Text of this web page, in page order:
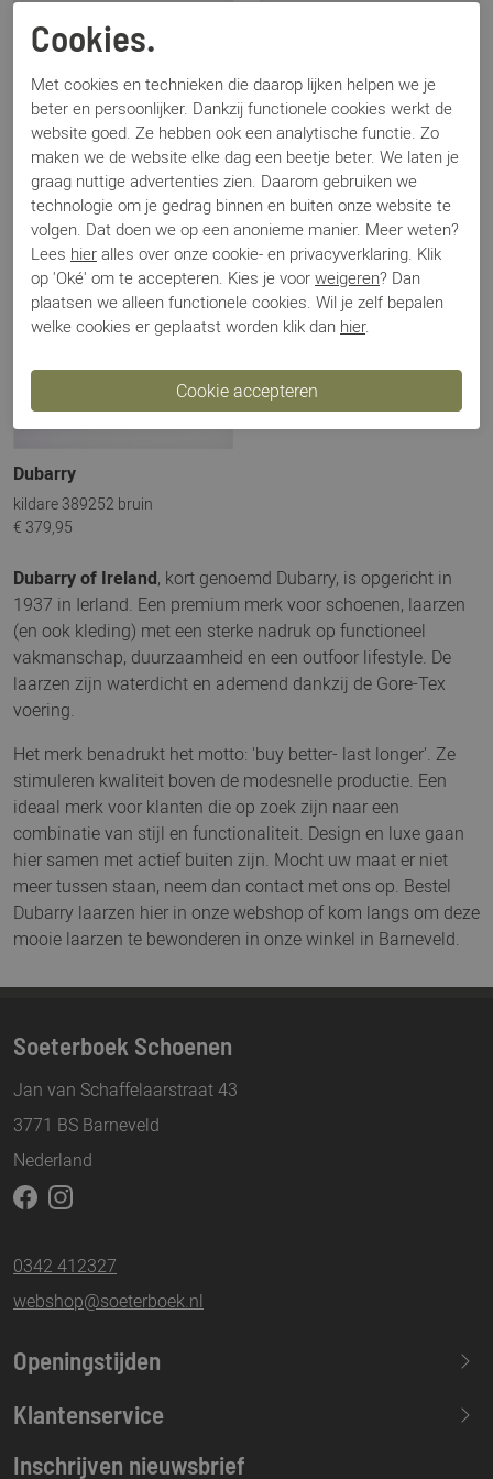
Dubarry
€ 429,95
€ 299,95
Dubarry
kildare 389252 bruin
€ 379,95
Dubarry of Ireland, kort genoemd Dubarry, is opgericht in
1937 in Ierland. Een premium merk voor schoenen, laarzen
(en ook kleding) met een sterke nadruk op functioneel
vakmanschap, duurzaamheid en een outfoor lifestyle. De
laarzen zijn waterdicht en ademend dankzij de Gore-Tex
voering.
Het merk benadrukt het motto: 'buy better- last longer'. Ze
stimuleren kwaliteit boven de modesnelle productie. Een
ideaal merk voor klanten die op zoek zijn naar een
combinatie van stijl en functionaliteit. Design en luxe gaan
hier samen met actief buiten zijn. Mocht uw maat er niet
meer tussen staan, neem dan contact met ons op. Bestel
Dubarry laarzen hier in onze webshop of kom langs om deze
mooie laarzen te bewonderen in onze winkel in Barneveld.
Soeterboek Schoenen
Jan van Schaffelaarstraat 43
3771 BS Barneveld
Nederland
0342 412327
webshop@soeterboek.nl
Openingstijden
Maandag
13.30-17.30
Klantenservice
Inschrijven nieuwsbrief
Cookies.
Met cookies en technieken die daarop lijken helpen we je
beter en persoonlijker. Dankzij functionele cookies werkt de
website goed. Ze hebben ook een analytische functie. Zo
maken we de website elke dag een beetje beter. We laten je
graag nuttige advertenties zien. Daarom gebruiken we
technologie om je gedrag binnen en buiten onze website te
volgen. Dat doen we op een anonieme manier. Meer weten?
Lees hier alles over onze cookie- en privacyverklaring. Klik
op 'Oké' om te accepteren. Kies je voor weigeren? Dan
plaatsen we alleen functionele cookies. Wil je zelf bepalen
welke cookies er geplaatst worden klik dan hier.